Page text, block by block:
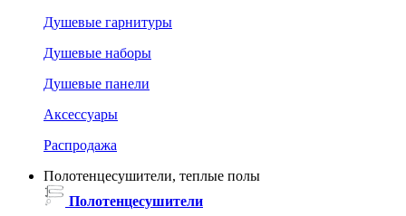
Душевые гарнитуры
Душевые наборы
Душевые панели
Аксессуары
Распродажа
Полотенцесушители, теплые полы
Полотенцесушители